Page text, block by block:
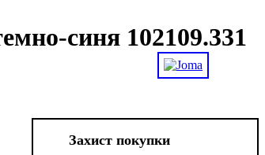
синя 102109.331
Захист покупки